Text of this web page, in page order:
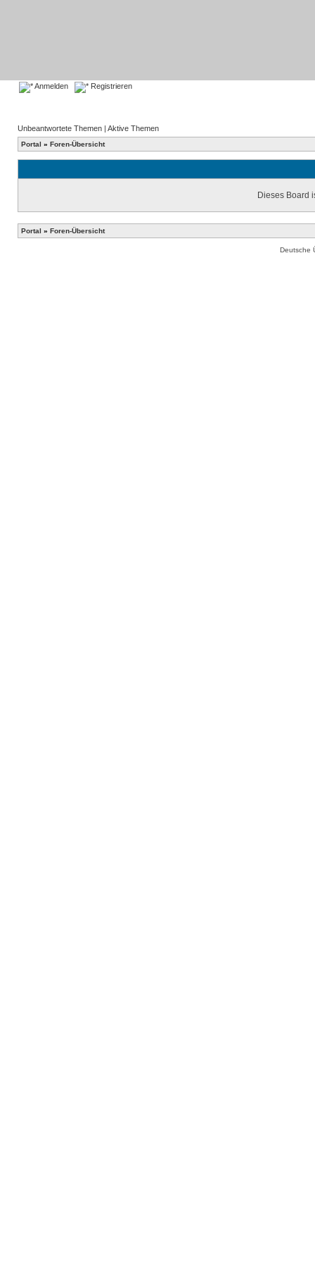
Anmelden Registrieren
Unbeantwortete Themen | Aktive Themen
Portal » Foren-Übersicht
Dieses Board
Portal » Foren-Übersicht
Deutsche